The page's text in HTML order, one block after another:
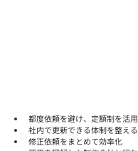
都度依頼を避け、定額制を活用
社内で更新できる体制を整える
修正依頼をまとめて効率化